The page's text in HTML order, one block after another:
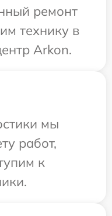
ремонт
технику в
Arkon.
мы
работ,
к